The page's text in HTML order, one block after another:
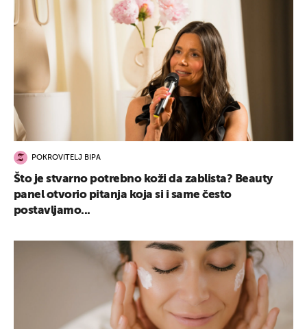
POKROVITELJ BIPA
Što je stvarno potrebno koži da zablista? Beauty
panel otvorio pitanja koja si i same često
postavljamo...